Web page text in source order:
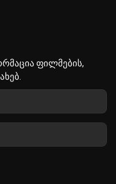
ფილმების,